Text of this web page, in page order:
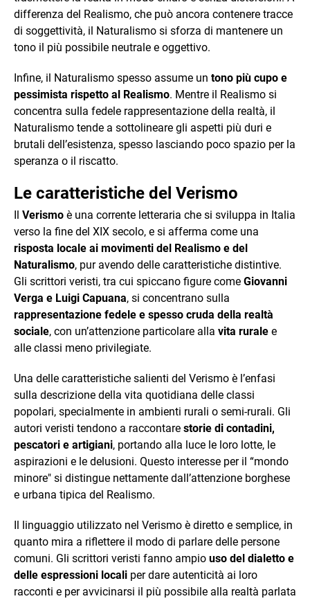
differenza del Realismo, che può ancora contenere tracce
di soggettività, il Naturalismo si sforza di mantenere un
tono il più possibile neutrale e oggettivo.
Infine, il Naturalismo spesso assume un tono più cupo e
pessimista rispetto al Realismo. Mentre il Realismo si
concentra sulla fedele rappresentazione della realtà, il
Naturalismo tende a sottolineare gli aspetti più duri e
brutali dell’esistenza, spesso lasciando poco spazio per la
speranza o il riscatto.
Le caratteristiche del Verismo
Il Verismo è una corrente letteraria che si sviluppa in Italia
verso la fine del XIX secolo, e si afferma come una
risposta locale ai movimenti del Realismo e del
Naturalismo, pur avendo delle caratteristiche distintive.
Gli scrittori veristi, tra cui spiccano figure come Giovanni
Verga e Luigi Capuana, si concentrano sulla
rappresentazione fedele e spesso cruda della realtà
sociale, con un’attenzione particolare alla vita rurale e
alle classi meno privilegiate.
Una delle caratteristiche salienti del Verismo è l’enfasi
sulla descrizione della vita quotidiana delle classi
popolari, specialmente in ambienti rurali o semi-rurali. Gli
autori veristi tendono a raccontare storie di contadini,
pescatori e artigiani, portando alla luce le loro lotte, le
aspirazioni e le delusioni. Questo interesse per il “mondo
minore" si distingue nettamente dall’attenzione borghese
e urbana tipica del Realismo.
Il linguaggio utilizzato nel Verismo è diretto e semplice, in
quanto mira a riflettere il modo di parlare delle persone
comuni. Gli scrittori veristi fanno ampio uso del dialetto e
delle espressioni locali per dare autenticità ai loro
racconti e per avvicinarsi il più possibile alla realtà parlata